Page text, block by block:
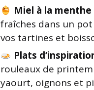
Miel à la menthe
fraîches dans un
vos tartines et
Plats
rouleaux de
yaourt, oignons et